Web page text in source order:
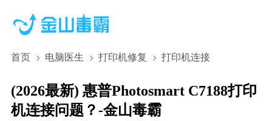
首页 电脑医生 打印机修复 打印机连接
(2026最新) 惠普Photosmart C7188打印
机连接问题？-金山毒霸